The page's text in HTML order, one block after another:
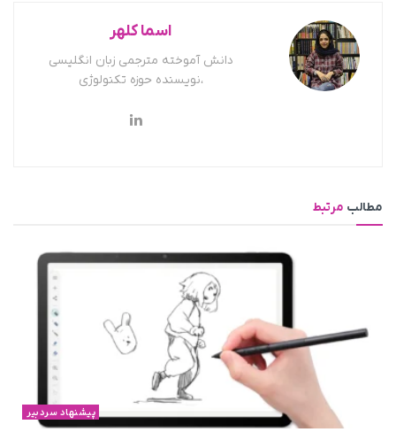
اسما کلهر
دانش آموخته مترجمی زبان انگلیسی
،نویسنده حوزه تکنولوژی
مطالب مرتبط
پیشنهاد سردبیر